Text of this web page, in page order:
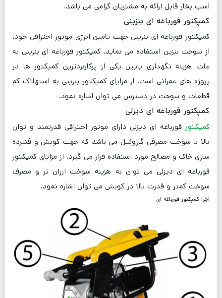
اسب بخار قابل ارائه به مشتریان گرامی می باشد.
کمپکتور قورباغه ای بنزینی
کمپکتور قورباغه ای بنزینی جهت تامین انرژی موتور احتراقی خود،
از سوخت بنزین استفاده می نماید. کمپکتور قورباغه ای بنزینی به
علت هزینه نگهداری پایین یکی از پرکاربردترین کمپکتور ها در
پروژه های عمرانی است. از مزایای کمپکتور بنزینی به استهلاک کم
قطعات و سوخت در دسترس می توان اشاره نمود.
کمپکتور قورباغه ای دیزلی
کمپکتور قورباغه ای دیزلی دارای موتور احتراقی قدرتمند و توان
بالا با سوخت مصرفی گازوئیل می باشد که جهت کوبش و فشرده
سازی خاک و مصالح مورد استفاده قرار می گیرد. از مزایای کمپکتور
قورباغه ای دیزلی می توان به هزینه سوخت ارزان تر و مصرف
سوخت کمتر و قدرت بالا در کوبش می توان اشاره نمود.
اجزا کمپکتور قورباغه ای